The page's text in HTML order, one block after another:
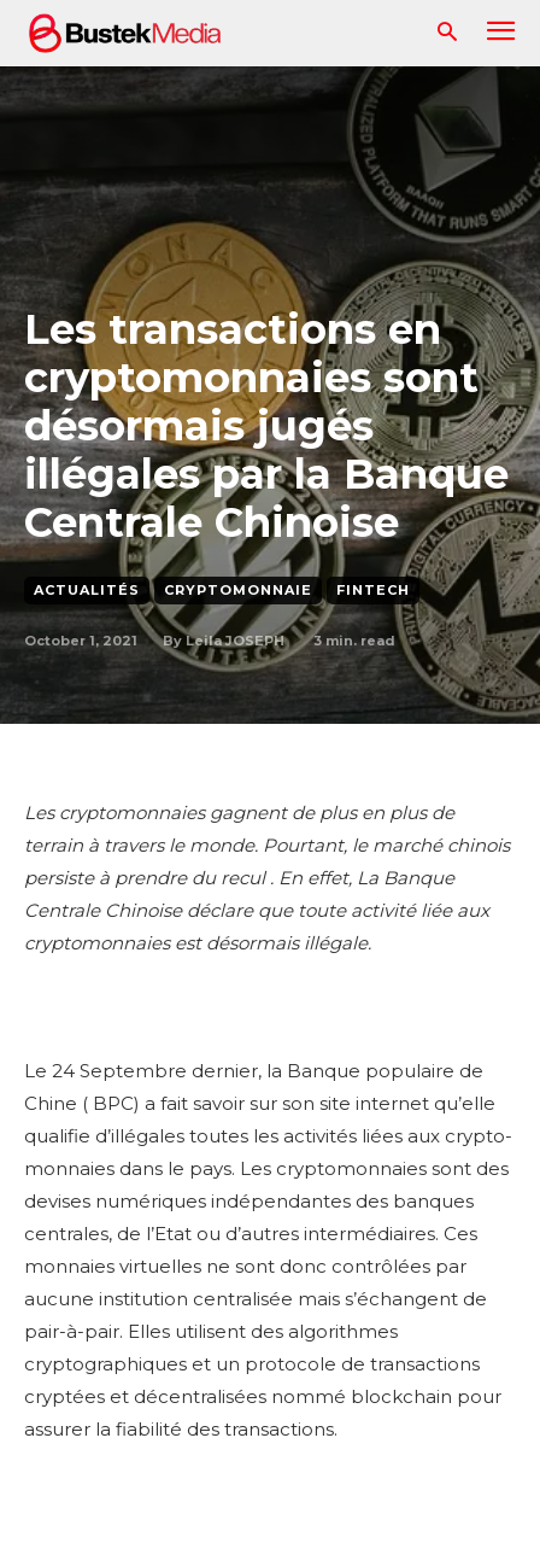
Les transactions en
cryptomonnaies sont
désormais jugés
illégales par la Banque
Centrale Chinoise
ACTUALITÉS CRYPTOMONNAIE FINTECH
October 1, 2021 By Leila JOSEPH 3 min. read
Les cryptomonnaies gagnent de plus en plus de
terrain à travers le monde. Pourtant, le marché chinois
persiste à prendre du recul . En effet, La Banque
Centrale Chinoise déclare que toute activitéliée aux
cryptomonnaies est désormais illégale.
Le 24 Septembre dernier, la Banque populaire de
Chine ( BPC) a fait savoir sur son site internet qu’elle
qualifie d’illégales toutes les activités liées aux crypto-
monnaies dans le pays. Les cryptomonnaies sont des
devises numériques indépendantes des banques
centrales, de l’Etat ou d’autres intermédiaires. Ces
monnaies virtuelles ne sont donc contrôlées par
aucune institution centralisée mais s’échangent de
pair-à-pair. Elles utilisent des algorithmes
cryptographiques et un protocole de transactions
cryptées et décentralisées nommé blockchain pour
assurer la fiabilité des transactions.